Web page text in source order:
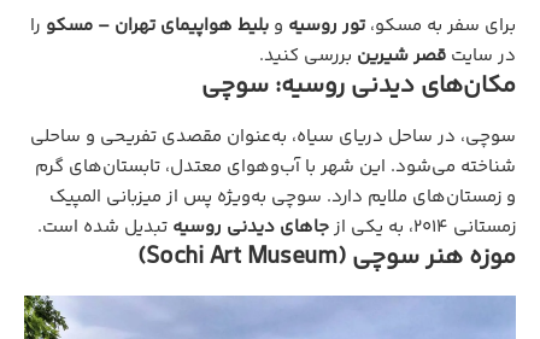
برای سفر به مسکو، تور روسیه و بلیط هواپیمای تهران – مسکو را
در سایت قصر شیرین بررسی کنید.
مکان‌های دیدنی روسیه: سوچی
سوچی، در ساحل دریای سیاه، به‌عنوان مقصدی تفریحی و ساحلی
شناخته می‌شود. این شهر با آب‌وهوای معتدل، تابستان‌های گرم
و زمستان‌های ملایم دارد. سوچی به‌ویژه پس از میزبانی المپیک
زمستانی ۲۰۱۴، به یکی از
جاهای دیدنی روسیه تبدیل شده است.
موزه هنر سوچی (Sochi Art Museum)